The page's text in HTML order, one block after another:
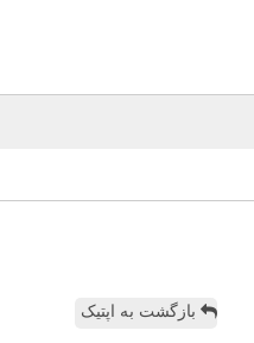
بازگشت به اپتیک